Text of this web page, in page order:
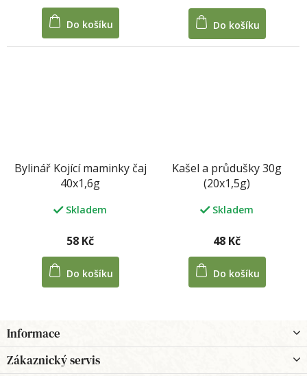
Do košíku Do košíku
Bylinář Kojící maminky čaj
40x1,6g
Skladem
58 Kč
Do košíku
Kašel a průdušky 30g
(20x1,5g)
Skladem
48 Kč
Do košíku
á
p
a
Informace
Zákaznický servis